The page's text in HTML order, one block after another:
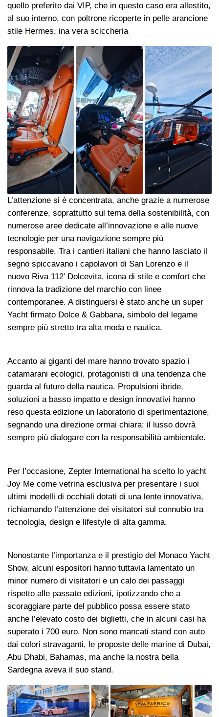
quello preferito dai VIP, che in questo caso era allestito,
al suo interno, con poltrone ricoperte in pelle arancione
stile Hermes, ina vera sciccheria
L’attenzione si è concentrata, anche grazie a numerose
conferenze, soprattutto sul tema della sostenibilità, con
numerose aree dedicate all’innovazione e alle nuove
tecnologie per una navigazione sempre più
responsabile. Tra i cantieri italiani che hanno lasciato il
segno spiccavano i capolavori di San Lorenzo e il
nuovo Riva 112’ Dolcevita, icona di stile e comfort che
rinnova la tradizione del marchio con linee
contemporanee. A distinguersi è stato anche un super
Yacht firmato Dolce & Gabbana, simbolo del legame
sempre più stretto tra alta moda e nautica.
Accanto ai giganti del mare hanno trovato spazio i
catamarani ecologici, protagonisti di una tendenza che
guarda al futuro della nautica. Propulsioni ibride,
soluzioni a basso impatto e design innovativi hanno
reso questa edizione un laboratorio di sperimentazione,
segnando una direzione ormai chiara: il lusso dovrà
sempre più dialogare con la responsabilità ambientale.
Per l’occasione, Zepter International ha scelto lo yacht
Joy Me come vetrina esclusiva per presentare i suoi
ultimi modelli di occhiali dotati di una lente innovativa,
richiamando l’attenzione dei visitatori sul connubio tra
tecnologia, design e lifestyle di alta gamma.
Nonostante l’importanza e il prestigio del Monaco Yacht
Show, alcuni espositori hanno tuttavia lamentato un
minor numero di visitatori e un calo dei passaggi
rispetto alle passate edizioni, ipotizzando che a
scoraggiare parte del pubblico possa essere stato
anche l’elevato costo dei biglietti, che in alcuni casi ha
superato i 700 euro. Non sono mancati stand con auto
dai colori stravaganti, le proposte delle marine di Dubai,
Abu Dhabi, Bahamas, ma anche la nostra bella
Sardegna aveva il suo stand.